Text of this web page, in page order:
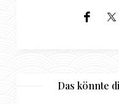
Das könnte